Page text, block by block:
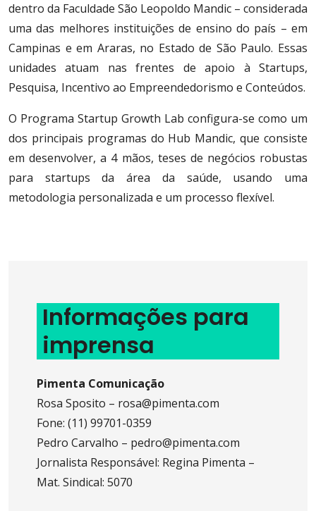
dentro da Faculdade São Leopoldo Mandic – considerada
uma das melhores instituições de ensino do país – em
Campinas e em Araras, no Estado de São Paulo. Essas
unidades atuam nas frentes de apoio à Startups,
Pesquisa, Incentivo ao Empreendedorismo e Conteúdos.
O Programa Startup Growth Lab configura-se como um
dos principais programas do Hub Mandic, que consiste
em desenvolver, a 4 mãos, teses de negócios robustas
para startups da área da saúde, usando uma
metodologia personalizada e um processo flexível.
Informações para
imprensa
Pimenta Comunicação
Rosa Sposito – rosa@pimenta.com
Fone: (11) 99701-0359
Pedro Carvalho – pedro@pimenta.com
Jornalista Responsável: Regina Pimenta –
Mat. Sindical: 5070